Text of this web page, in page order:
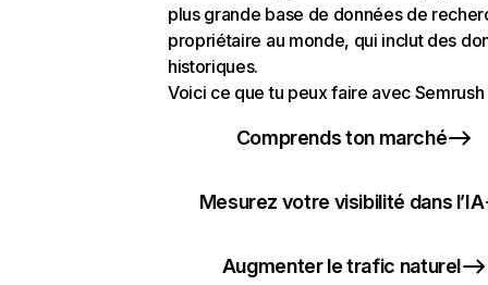
plus grande base de données de
propriétaire au monde, qui inclut des
historiques.
Voici ce que tu peux faire avec Semrush
Comprends ton marché
Mesurez votre visibilité dans l’IA
Augmenter le trafic naturel